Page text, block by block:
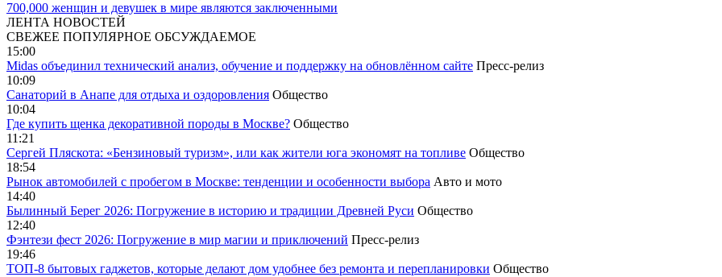
700,000 женщин и девушек в мире являются заключенными
ЛЕНТА НОВОСТЕЙ
СВЕЖЕЕ ПОПУЛЯРНОЕ ОБСУЖДАЕМОЕ
15:00
Midas объединил технический анализ, обучение и поддержку на обновлённом сайте Пресс-релиз
10:09
Санаторий в Анапе для отдыха и оздоровления Общество
10:04
Где купить щенка декоративной породы в Москве? Общество
11:21
Сергей Пляскота: «Бензиновый туризм», или как жители юга экономят на топливе Общество
18:54
Рынок автомобилей с пробегом в Москве: тенденции и особенности выбора Авто и мото
14:40
Былинный Берег 2026: Погружение в историю и традиции Древней Руси Общество
12:40
Фэнтези фест 2026: Погружение в мир магии и приключений Пресс-релиз
19:46
ТОП-8 бытовых гаджетов, которые делают дом удобнее без ремонта и перепланировки Общество